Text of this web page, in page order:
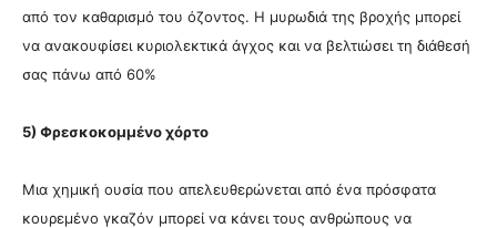
από τον καθαρισμό του όζοντος. Η μυρωδιά της βροχής μπορεί
να ανακουφίσει κυριολεκτικά άγχος και να βελτιώσει τη διάθεσή
σας πάνω από 60%
5) Φρεσκοκομμένο χόρτο
Μια χημική ουσία που απελευθερώνεται από ένα πρόσφατα
κουρεμένο γκαζόν μπορεί να κάνει τους ανθρώπους να